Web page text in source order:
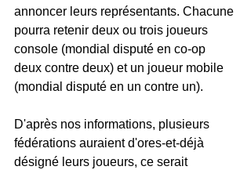
annoncer leurs représentants. Chacune
pourra retenir deux ou trois joueurs
console (mondial disputé en co-op
deux contre deux) et un joueur mobile
(mondial disputé en un contre un).
D'après nos informations, plusieurs
fédérations auraient d'ores-et-déjà
désigné leurs joueurs, ce serait